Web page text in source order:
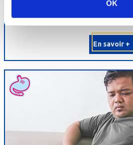
OK
En savoir +